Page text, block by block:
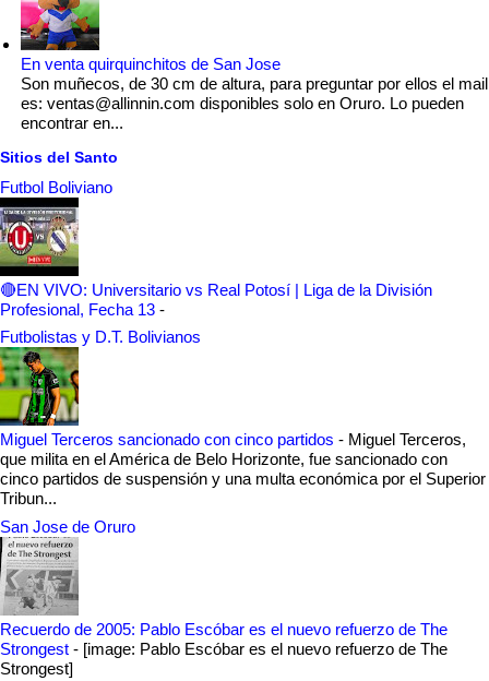
En venta quirquinchitos de San Jose
Son muñecos, de 30 cm de altura, para preguntar por ellos el mail
es: ventas@allinnin.com disponibles solo en Oruro. Lo pueden
encontrar en...
Sitios del Santo
Futbol Boliviano
🔴EN VIVO: Universitario vs Real Potosí | Liga de la División
Profesional, Fecha 13 -
Futbolistas y D.T. Bolivianos
Miguel Terceros sancionado con cinco partidos - Miguel Terceros,
que milita en el América de Belo Horizonte, fue sancionado con
cinco partidos de suspensión y una multa económica por el Superior
Tribun...
San Jose de Oruro
Recuerdo de 2005: Pablo Escóbar es el nuevo refuerzo de The
Strongest - [image: Pablo Escóbar es el nuevo refuerzo de The
Strongest]